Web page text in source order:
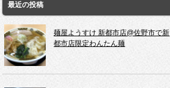
最近の投稿
麺屋ようすけ 新都市店@佐野市で新
都市店限定わんたん麺